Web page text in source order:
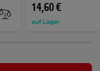
14,60 €
auf Lager